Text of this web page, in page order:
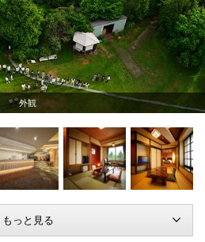
ロビー
もっと見る